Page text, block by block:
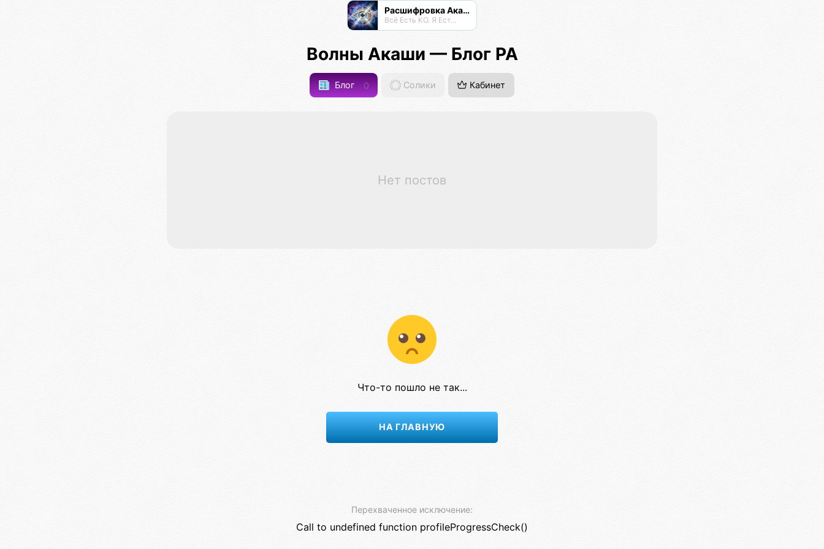
Расшифровка Акаши
Всё Есть КО. Я Есть КО.
Волны Акаши — Блог РА
Блог 0 Солики Кабинет
Нет постов
Что-то пошло не так...
НА ГЛАВНУЮ
Перехваченное исключение:
Call to undefined function profileProgressCheck()